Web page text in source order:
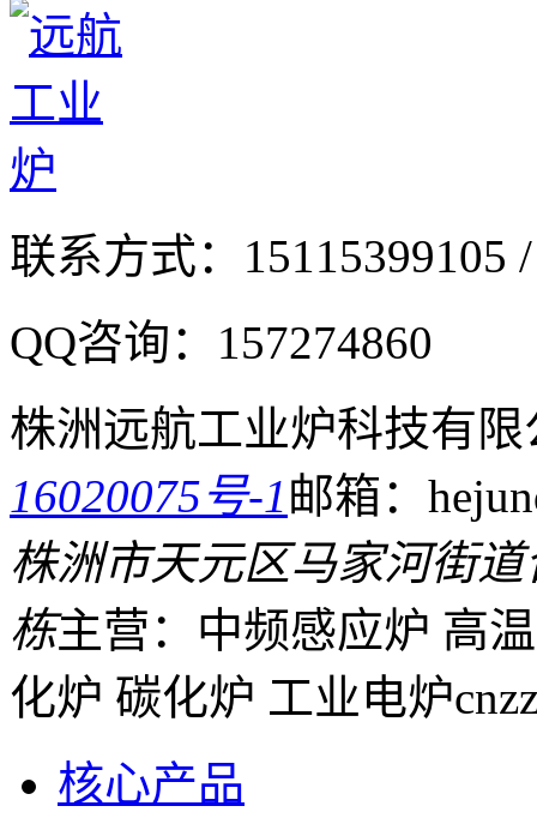
联系方式： 15115399105
QQ咨询： 157274860
株洲远航工业炉科技有限
16020075号-1邮箱：
株洲市天元区马家河街
栋主营：中频感应炉 高
化炉 碳化炉 工业电炉
核心产品